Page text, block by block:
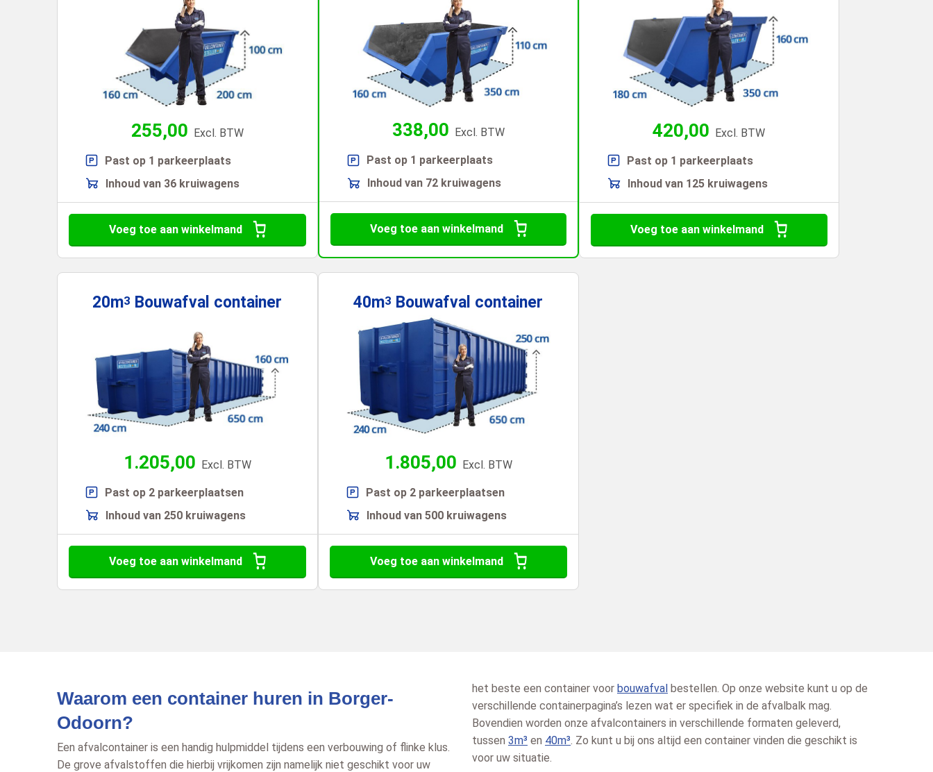
255,00 Excl. BTW
Past op 1 parkeerplaats
Inhoud van 36 kruiwagens
Voeg toe aan winkelmand
338,00 Excl. BTW
Past op 1 parkeerplaats
Inhoud van 72 kruiwagens
Voeg toe aan winkelmand
420,00 Excl. BTW
Past op 1 parkeerplaats
Inhoud van 125 kruiwagens
Voeg toe aan winkelmand
20m3 Bouwafval container
1.205,00 Excl. BTW
Past op 2 parkeerplaatsen
Inhoud van 250 kruiwagens
Voeg toe aan winkelmand
40m3 Bouwafval container
1.805,00 Excl. BTW
Past op 2 parkeerplaatsen
Inhoud van 500 kruiwagens
Voeg toe aan winkelmand
Waarom een container huren in Borger-
Odoorn?
Een afvalcontainer is een handig hulpmiddel tijdens een verbouwing of flinke klus.
De grove afvalstoffen die hierbij vrijkomen zijn namelijk niet geschikt voor uw
het beste een container voor bouwafval bestellen. Op onze website kunt u op de
verschillende containerpagina’s lezen wat er specifiek in de afvalbalk mag.
Bovendien worden onze afvalcontainers in verschillende formaten geleverd,
tussen 3m³ en 40m³. Zo kunt u bij ons altijd een container vinden die geschikt is
voor uw situatie.